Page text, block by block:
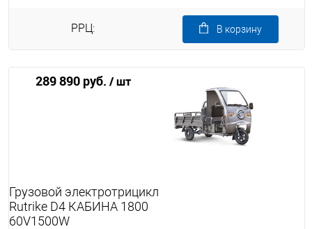
РРЦ:
289 890 руб. / шт
В корзину
Грузовой электротрицикл
Rutrike D4 КАБИНА 1800
60V1500W